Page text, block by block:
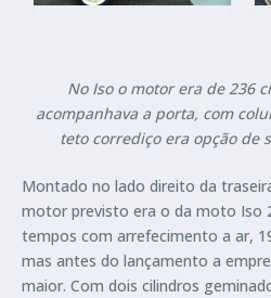
No Iso o motor era de 236
acompanhava a porta, com
teto corrediço era opção de
Montado no lado direito da
motor previsto era o da moto Iso
tempos com arrefecimento a ar,
mas antes do lançamento a
maior. Com dois cilindros